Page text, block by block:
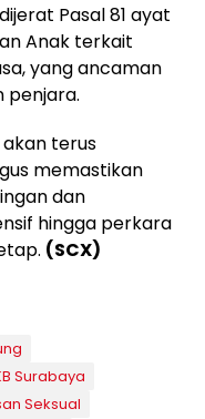
Pasal 81 ayat
Anak terkait
yang ancaman
penjara.
terus
memastikan
dan
hingga perkara
(SCX)
Surabaya
Seksual